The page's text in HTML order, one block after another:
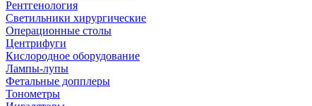
Рентгенология
Светильники хирургические
Операционные столы
Центрифуги
Кислородное оборудование
Лампы-лупы
Фетальные допплеры
Тонометры